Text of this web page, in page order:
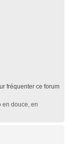
fréquenter ce forum
en douce, en